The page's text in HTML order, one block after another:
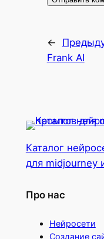
←
Frank AI
Каталог
для midjourney
Про нас
Нейросети
Создание